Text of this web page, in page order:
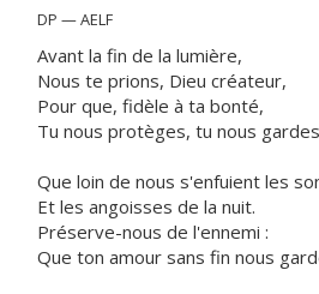
DP — AELF
Avant la fin de la lumière,
Nous te prions, Dieu créateur,
Pour que, fidèle à ta bonté,
Tu nous protèges, tu nous
Que loin de nous s'enfuient les
Et les angoisses de la nuit.
Préserve-nous de l'ennemi :
Que ton amour sans fin nous